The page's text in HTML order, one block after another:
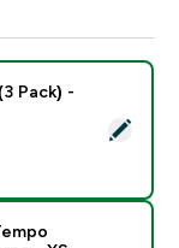
Socks (3
Pack) -